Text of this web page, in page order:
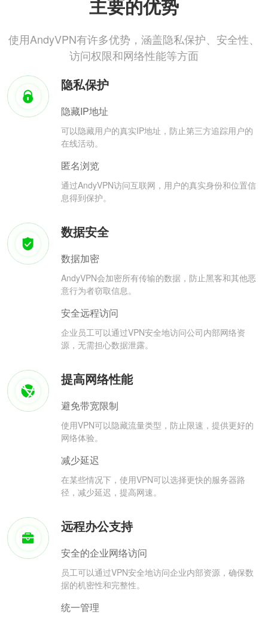
主要的优势
使用AndyVPN有许多优势，涵盖隐私保护、安全性、
访问权限和网络性能等方面
隐私保护
隐藏IP地址
可以隐藏用户的真实IP地址，防止第三方追踪用户的
在线活动。
匿名浏览
通过AndyVPN访问互联网，用户的真实身份和位置信
息得到保护。
数据安全
数据加密
AndyVPN会加密所有传输的数据，防止黑客和其他恶
意行为者窃取信息。
安全远程访问
企业员工可以通过VPN安全地访问公司内部网络资
源，无需担心数据泄露。
提高网络性能
避免带宽限制
使用VPN可以隐藏流量类型，防止限速，提供更好的
网络体验。
减少延迟
在某些情况下，使用VPN可以选择更快的服务器路
径，减少延迟，提高网速。
远程办公支持
安全的企业网络访问
员工可以通过VPN安全地访问企业内部资源，确保数
据的机密性和完整性。
统一管理